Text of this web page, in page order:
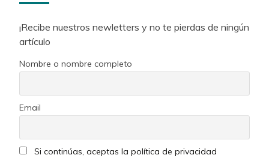
¡Recibe nuestros newletters y no te pierdas de ningún
artículo
Nombre o nombre completo
Email
Si continúas, aceptas la política de privacidad